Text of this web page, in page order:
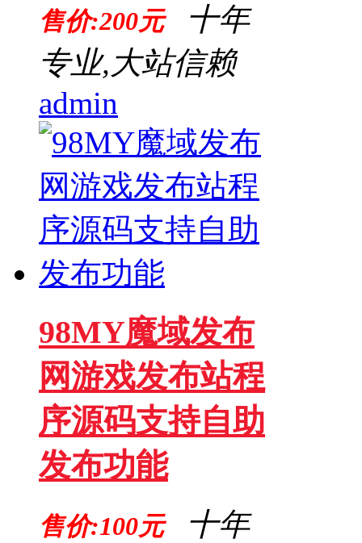
售价:200元
十年
专业,大站信赖
admin
98MY魔域发布
网游戏发布站程
序源码支持自助
发布功能
售价:100元
十年